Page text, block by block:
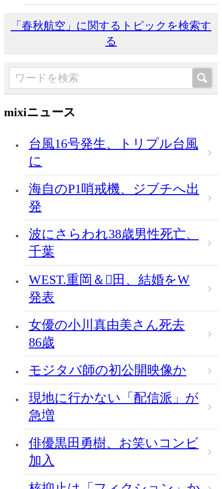
「春秋航空」に関するトピックを検索す
る
mixiニュース
台風16号発生、トリプル台風
に
海自のP1哨戒機、ジブチへ出
発
波にさらわれ38歳男性死亡、
千葉
WEST.重岡＆田、結婚をW
発表
女優の小川真由美さん死去
86歳
モジタバ師の初公開映像か
現地に行かない「配信派」が
急増
俳優黒田勇樹、お笑いコンビ
加入